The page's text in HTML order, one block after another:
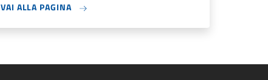
VAI ALLA PAGINA